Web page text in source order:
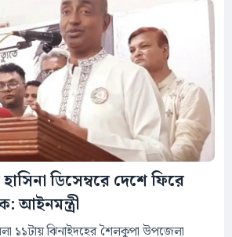
ডিসেম্বরে দেশে ফিরে
আইনমন্ত্রী
১১টায় ঝিনাইদহের শৈলকুপা উপজেলা